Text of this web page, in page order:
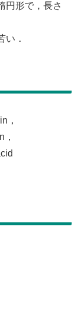
円形で，長さ
．
，